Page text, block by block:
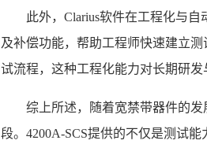
此外， Clarius软件在工程化与自
及补偿功能，帮助工程师快速建立测
试流程，这种工程化能力对长期研发
综上所述，随着宽禁带器件的发
段。4200A-SCS提供的不仅是测试